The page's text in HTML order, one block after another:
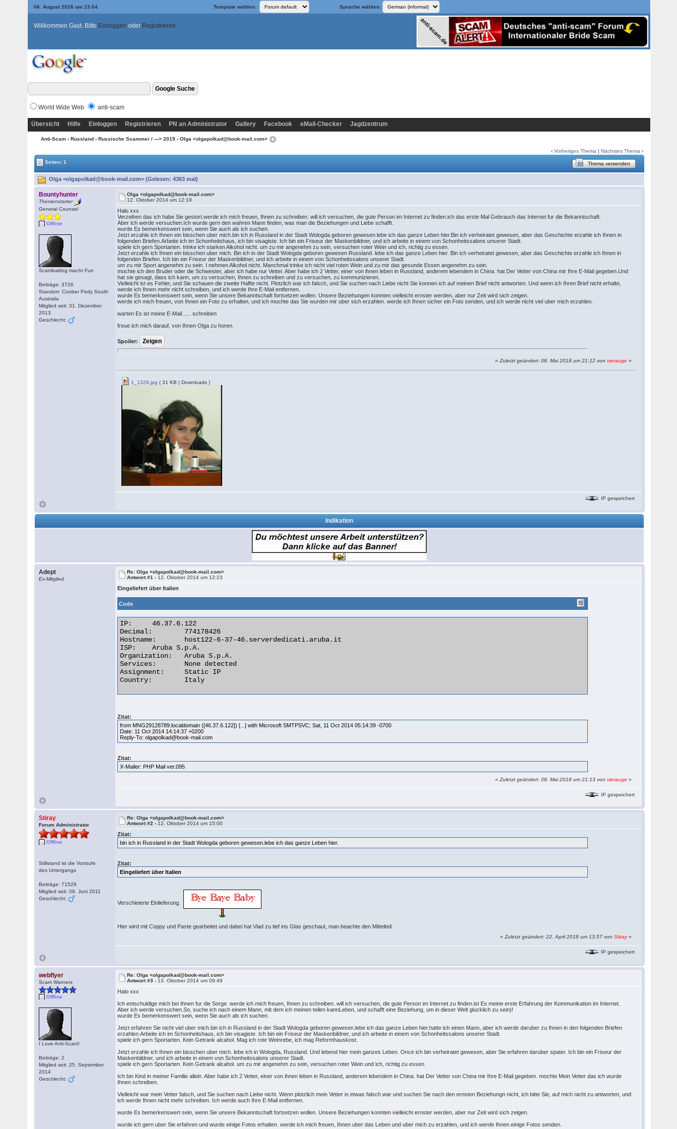
06. August 2026 um 13:04 Template wählen: Sprache wählen:
Willkommen Gast. Bitte Einloggen oder Registrieren
World Wide Web anti-scam
Übersicht Hilfe Einloggen Registrieren PN an Administrator Gallery Facebook eMail-Checker Jagdzentrum
Anti-Scam › Russland › Russische Scammer / ---> 2019 › Olga <olgapolkad@book-mail.com>
‹Vorheriges Thema |Nächstes Thema ›
Seiten: 1
Thema versenden
Olga <olgapolkad@book-mail.com> (Gelesen: 4363 mal)
Bountyhunter
Themenstarter
General Counsel
Offline
Scambaiting macht Fun
Beiträge: 3726
Standort: Coober Pedy South
Australia
Mitglied seit: 31. Dezember
2013
Geschlecht:
Olga <olgapolkad@book-mail.com>
12. Oktober 2014 um 12:19
Halo xxx
Verzeihen das ich habe Sie gestort.werde ich mich freuen, Ihnen zu schreiben. will ich versuchen, die gute Person im Internet zu finden.ich das erste Mal Gebrauch das Internet fur die Bekanntschaft.
Aber ich werde versuchen.Ich wurde gern den wahren Mann finden, was man die Beziehungen und Liebe schafft.
wurde Es bemerkenswert sein, wenn Sie auch als ich suchen.
Jetzt erzahle ich Ihnen ein bisschen uber mich.bin ich in Russland in der Stadt Wologda geboren gewesen.lebe ich das ganze Leben hier.Bin ich verheiratet gewesen, aber das Geschichte erzahle ich Ihnen in
folgenden Briefen.Arbeite ich im Schonheitshaus, ich bin visagiste. Ich bin ein Friseur der Maskenbildner, und ich arbeite in einem von Schonheitssalons unserer Stadt.
spiele ich gern Sportarten. trinke ich starken Alkohol nicht. um zu mir angenehm zu sein, versuchen roter Wein und ich, richtig zu essen.
Jetzt erzahle ich Ihnen ein bisschen uber mich. Bin ich in der Stadt Wologda geboren gewesen Russland. lebe ich das ganze Leben hier. Bin ich verheiratet gewesen, aber das Geschichte erzahle ich Ihnen in
folgenden Briefen. Ich bin ein Friseur der Maskenbildner, und ich arbeite in einem von Schonheitssalons unserer Stadt.
um zu mir Sport angenehm zu sein. I nehmen Alkohol nicht. Manchmal trinke ich nicht viel roten Wein und zu mir das gesunde Essen angenehm zu sein.
mochte ich den Bruder oder die Schwester, aber ich habe nur Vetter. Aber habe ich 2 Vetter, einer von ihnen leben in Russland, anderem lebendem in China. hat Der Vetter von China mir Ihre E-Mail gegeben.Und
hat sie gesagt, dass ich kann, um zu versuchen, Ihnen zu schreiben und zu versuchen, zu kommunizieren.
Vielleicht ist es Fehler, und Sie schauen die zweite Halfte nicht. Plotzlich war ich falsch, und Sie suchen nach Liebe nicht Sie konnen ich auf meinen Brief nicht antworten. Und wenn ich Ihren Brief nicht erhalte,
werde ich Ihnen mehr nicht schreiben, und ich werde Ihre E-Mail entfernen.
wurde Es bemerkenswert sein, wenn Sie unsere Bekanntschaft fortsetzen wollen. Unsere Beziehungen konnten vielleicht ernster werden, aber nur Zeit wird sich zeigen.
werde ich mich freuen, von Ihnen ein Foto zu erhalten, und ich mochte das Sie wurden mir uber sich erzahlen. werde ich Ihnen sicher ein Foto senden, und ich werde nicht viel uber mich erzahlen.
warten Es ist meine E-Mail...... schreiben
freue ich mich darauf, von Ihnen Olga zu horen.
Spoiler:
«Zuletzt geändert: 08. Mai 2018 um 21:12 vonvierauge »
1_1328.jpg ( 31 KB | Downloads )
IP gespeichert
Indikation
Adept
Ex-Mitglied
Re: Olga <olgapolkad@book-mail.com>
Antwort #1 - 12. Oktober 2014 um 12:23
Eingeliefert über Italien
Code
IP:	46.37.6.122
Decimal:	774178426
Hostname:	host122-6-37-46.serverdedicati.aruba.it
ISP:	Aruba S.p.A.
Organization:	Aruba S.p.A.
Services:	None detected
Assignment:	Static IP
Country:	Italy
Zitat:
from MNG29128789.localdomain ([46.37.6.122]) [...] with Microsoft SMTPSVC; Sat, 11 Oct 2014 05:14:39 -0700
Date: 11 Oct 2014 14:14:37 +0200
Reply-To: olgapolkad@book-mail.com
Zitat:
X-Mailer: PHP Mail ver.095
«Zuletzt geändert: 08. Mai 2018 um 21:13 vonvierauge »
IP gespeichert
Stiray
Forum Administrator
Offline
Stillstand ist die Vorstufe
des Untergangs
Beiträge: 71529
Mitglied seit: 09. Juni 2011
Geschlecht:
Re: Olga <olgapolkad@book-mail.com>
Antwort #2 - 12. Oktober 2014 um 15:00
Zitat:
bin ich in Russland in der Stadt Wologda geboren gewesen.lebe ich das ganze Leben hier.
Zitat:
Eingeliefert über Italien
Verschleierte Einlieferung.
Hier wird mit Coppy und Paste gearbeitet und dabei hat Vlad zu tief ins Glas geschaut, man beachte den Mittelteil.
«Zuletzt geändert: 22. April 2018 um 13:57 vonStiray»
IP gespeichert
webflyer
Scam Warners
Offline
I Love Anti-Scam!
Beiträge: 2
Mitglied seit: 25. September
2014
Geschlecht:
Re: Olga <olgapolkad@book-mail.com>
Antwort #3 - 13. Oktober 2014 um 09:49
Halo xxx
Ich entschuldige mich bei Ihnen fur die Sorge. werde ich mich freuen, Ihnen zu schreiben. will ich versuchen, die gute Person im Internet zu finden.ist Es meine erste Erfahrung der Kommunikation im Internet.
Aber ich werde versuchen.So, suche ich nach einem Mann, mit dem ich meinen teilen kannLeben, und schafft eine Beziehung, um in dieser Welt glucklich zu sein)!
wurde Es bemerkenswert sein, wenn Sie auch als ich suchen.
Jetzt erfahren Sie nicht viel uber mich.bin ich in Russland in der Stadt Wologda geboren gewesen.lebe ich das ganze Leben hier.hatte ich einen Mann, aber ich werde daruber zu Ihnen in den folgenden Briefen
erzahlen.Arbeite ich im Schonheitshaus, ich bin visagiste. Ich bin ein Friseur der Maskenbildner, und ich arbeite in einem von Schonheitssalons unserer Stadt.
spiele ich gern Sportarten. Kein Getrank alcahol. Mag ich rote Weinrebe, ich mag Reformhauskost.
Jetzt erzahle ich Ihnen ein bisschen uber mich. lebe ich in Wologda, Russland. Und lebend hier mein ganzes Leben. Once ich bin verheiratet gewesen, aber Sie erfahren daruber spater. Ich bin ein Friseur der
Maskenbildner, und ich arbeite in einem von Schonheitssalons unserer Stadt.
spiele ich gern Sportarten. Kein Getrank alcahol. um zu mir angenehm zu sein, versuchen roter Wein und ich, richtig zu essen.
Ich bin Kind in meiner Familie allein. Aber habe ich 2 Vetter, einer von ihnen leben in Russland, anderem lebendem in China. hat Der Vetter von China mir Ihre E-Mail gegeben. mochte Mein Vetter das ich wurde
Ihnen schreiben.
Vielleicht war mein Vetter falsch, und Sie suchen nach Liebe nicht. Wenn plotzlich mein Vetter in etwas falsch war und suchen Sie nach den ernsten Beziehungn nicht, ich bitte Sie, auf mich nicht zu antworten, und
ich werde Ihnen nicht mehr schreiben. Ich werde auch Ihre E-Mail entfernen.
wurde Es bemerkenswert sein, wenn Sie unsere Bekanntschaft fortsetzen wollen. Unsere Beziehungen konnten vielleicht ernster werden, aber nur Zeit wird sich zeigen.
wurde ich gern uber Sie erfahren und wurde einige Fotos erhalten. werde ich mich freuen, Ihnen uber das Leben und uber mich zu erzahlen, und ich werde Ihnen einige Fotos senden.